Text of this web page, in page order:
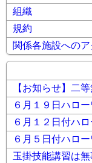
組織
規約
関係各施設へのア
【お知らせ】二
６月１９日ハロ
６月１２日付ハ
６月５日付ハロ
玉掛技能講習は無